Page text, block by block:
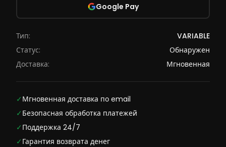
Google Pay
Тип:
VARIABLE
Статус:
Обнаружен
Доставка:
Мгновенная
✓ Мгновенная доставка по email
✓ Безопасная обработка платежей
✓ Поддержка 24/7
✓ Гарантия возврата денег